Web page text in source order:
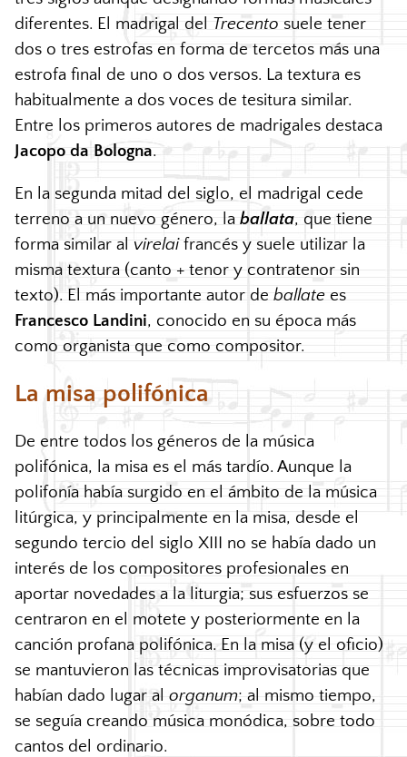
diferentes. El madrigal del Trecento suele tener
dos o tres estrofas en forma de tercetos más una
estrofa final de uno o dos versos. La textura es
habitualmente a dos voces de tesitura similar.
Entre los primeros autores de madrigales destaca
Jacopo da Bologna.
En la segunda mitad del siglo, el madrigal cede
terreno a un nuevo género, la ballata, que tiene
forma similar al virelaifrancés y suele utilizar la
misma textura (canto + tenor y contratenor sin
texto). El más importante autor de ballate es
Francesco Landini, conocido en su época más
como organista que como compositor.
La misa polifónica
De entre todos los géneros de la música
polifónica, la misa es el más tardío. Aunque la
polifonía había surgido en el ámbito de la música
litúrgica, y principalmente en la misa, desde el
segundo tercio del siglo XIII
no se había dado un
interés de los compositores profesionales en
aportar novedades a la liturgia; sus esfuerzos se
centraron en el motete y posteriormente en la
canción profana polifónica. En la misa (y el oficio)
se mantuvieron las técnicas improvisatorias que
habían dado lugar al organum; al mismo tiempo,
se seguía creando música monódica, sobre todo
cantos del ordinario.